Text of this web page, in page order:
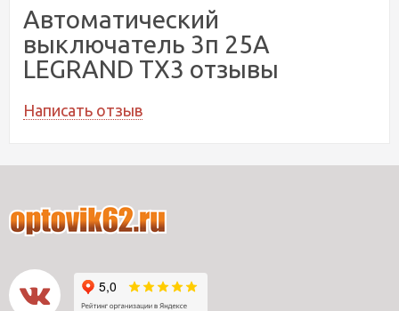
Автоматический
выключатель 3п 25А
LEGRAND ТХ3 отзывы
Написать отзыв